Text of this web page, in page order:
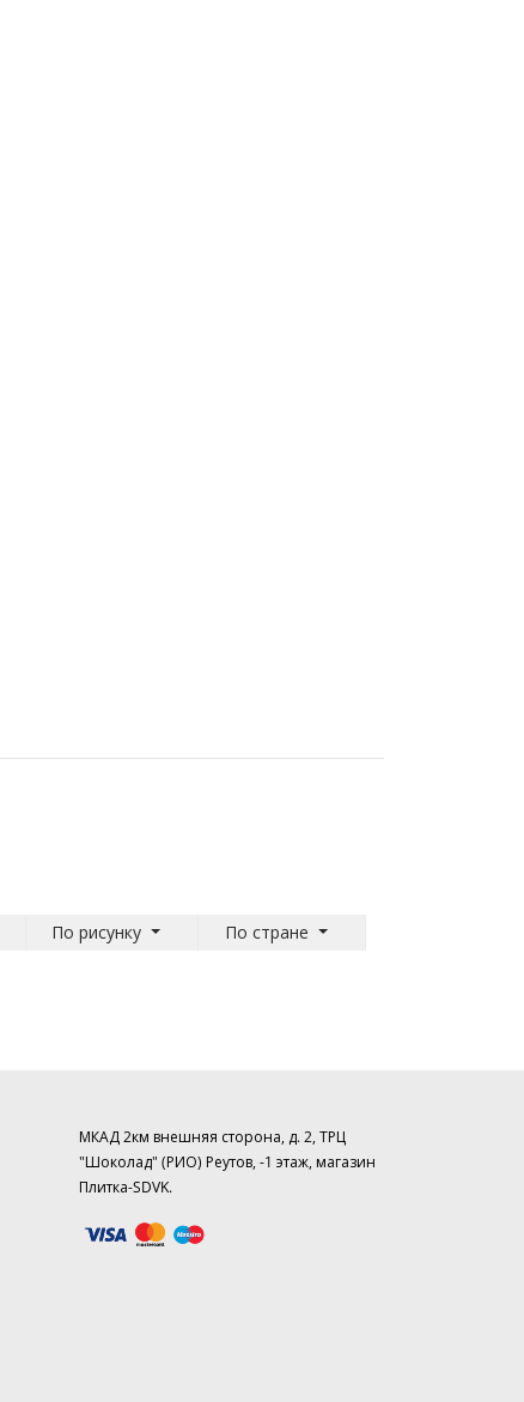
По рисунку По стране
МКАД 2км внешняя сторона, д. 2, ТРЦ
"Шоколад" (РИО) Реутов, -1 этаж, магазин
Плитка-SDVK.